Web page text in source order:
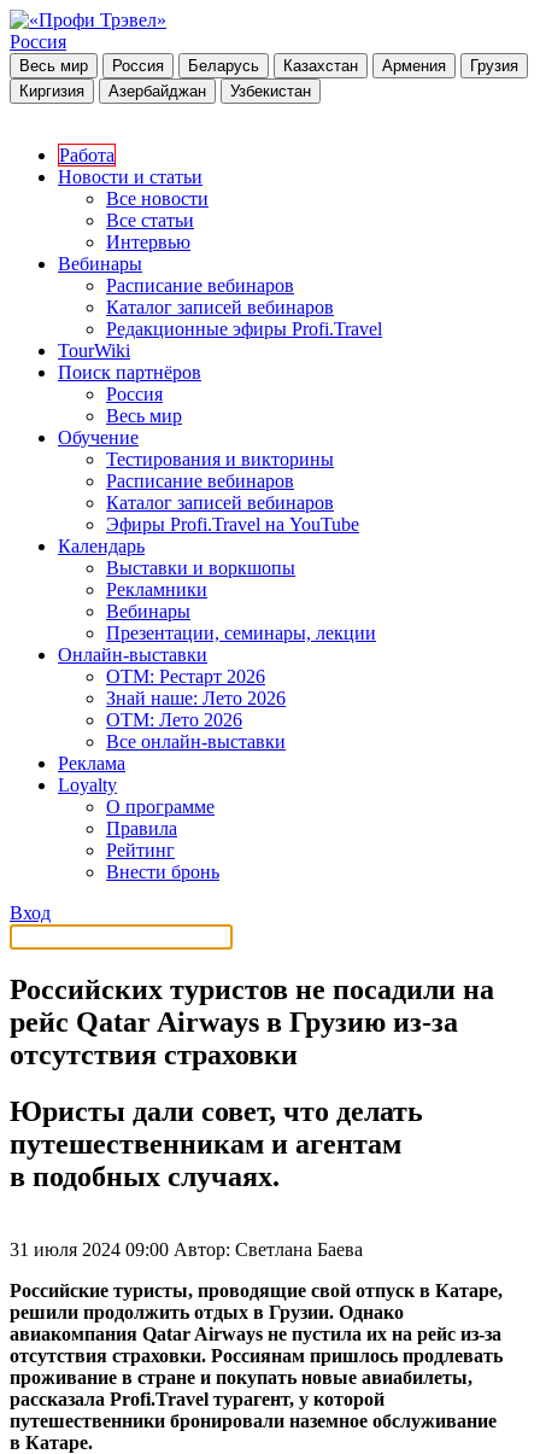
Россия
Весь мир Россия Беларусь Казахстан Армения
Грузия
Киргизия
Азербайджан Узбекистан
Работа
Новости и статьи
Все новости
Все статьи
Интервью
Вебинары
Расписание вебинаров
Каталог записей вебинаров
Редакционные эфиры Profi.Travel
TourWiki
Поиск партнёров
Россия
Весь мир
Обучение
Тестирования и викторины
Расписание вебинаров
Каталог записей вебинаров
Эфиры Profi.Travel на YouTube
Календарь
Выставки и воркшопы
Рекламники
Вебинары
Презентации, семинары, лекции
Онлайн-выставки
OTM: Рестарт 2026
Знай наше: Лето 2026
OTM: Лето 2026
Все онлайн-выставки
Реклама
Loyalty
О программе
Правила
Рейтинг
Внести бронь
Вход
Российских туристов не посадили на
рейс Qatar Airways в Грузию из-за
отсутствия страховки
Юристы дали совет, что делать
путешественникам и агентам
в подобных случаях.
31 июля 2024 09:00 Автор: Светлана Баева
Российские туристы, проводящие свой отпуск в Катаре,
решили продолжить отдых в Грузии. Однако
авиакомпания Qatar Airways не пустила их на рейс из-за
отсутствия страховки. Россиянам пришлось продлевать
проживание в стране и покупать новые авиабилеты,
рассказала Profi.Travel турагент, у которой
путешественники бронировали наземное обслуживание
в Катаре.